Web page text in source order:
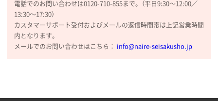
電話でのお問い合わせは0120-710-855まで。（平日9:30〜12:00／
13:30〜17:30）
カスタマーサポート受付およびメールの返信時間帯は上記営業時間
内となります。
メールでのお問い合わせはこちら： info@naire-seisakusho.jp